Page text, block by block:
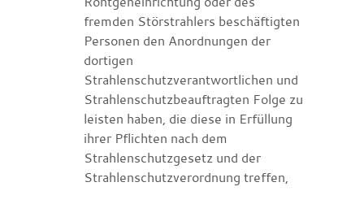
fremden Störstrahlers beschäftigten
Personen den Anordnungen der
dortigen
Strahlenschutzverantwortlichen und
Strahlenschutzbeauftragten Folge zu
leisten haben, die diese in Erfüllung
ihrer Pflichten nach dem
Strahlenschutzgesetz und der
Strahlenschutzverordnung treffen,